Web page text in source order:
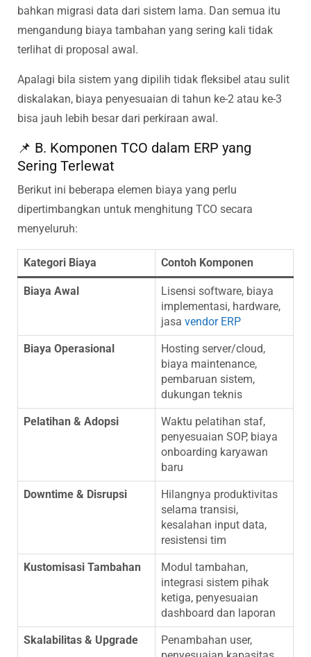
bahkan migrasi data dari sistem lama. Dan semua itu
mengandung biaya tambahan yang sering kali tidak
terlihat di proposal awal.
Apalagi bila sistem yang dipilih tidak fleksibel atau sulit
diskalakan, biaya penyesuaian di tahun ke-2 atau ke-3
bisa jauh lebih besar dari perkiraan awal.
📌 B. Komponen TCO dalam ERP yang
Sering Terlewat
Berikut ini beberapa elemen biaya yang perlu
dipertimbangkan untuk menghitung TCO secara
menyeluruh:
Kategori Biaya Contoh Komponen
Biaya Awal
Lisensi software, biaya
implementasi, hardware,
jasa vendor ERP
Biaya Operasional
Hosting server/cloud,
biaya maintenance,
pembaruan sistem,
dukungan teknis
Pelatihan & Adopsi
Waktu pelatihan staf,
penyesuaian SOP, biaya
onboarding karyawan
baru
Downtime & Disrupsi
Hilangnya produktivitas
selama transisi,
kesalahan input data,
resistensi tim
Kustomisasi Tambahan
Modul tambahan,
integrasi sistem pihak
ketiga, penyesuaian
dashboard dan laporan
Skalabilitas & Upgrade
Penambahan user,